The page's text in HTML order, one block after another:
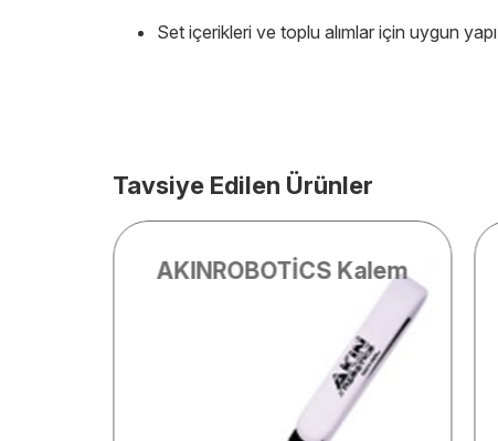
Set içerikleri ve toplu alımlar için uygun yapı
Tavsiye Edilen Ürünler
AKINROBOTİCS Kalem